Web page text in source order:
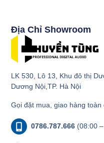
Địa Chỉ Showroom
LK 530, Lô 13, Khu đô thị
Dương Nội,TP. Hà Nội
Gọi đặt mua, giao hàng toàn
0786.787.666 (08:00